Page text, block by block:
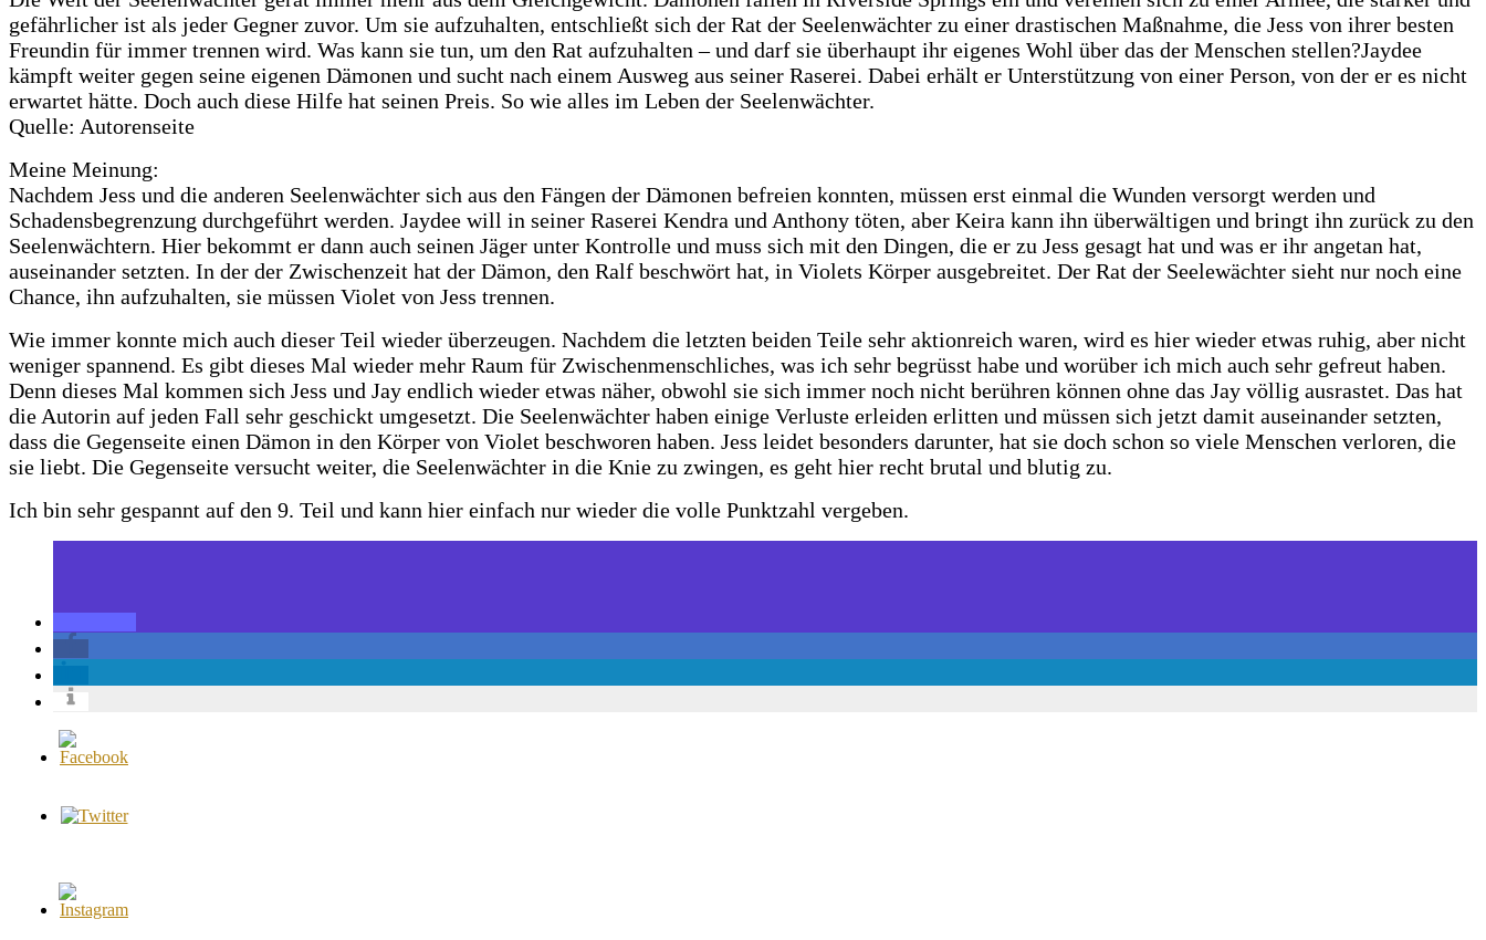
gefährlicher ist als jeder Gegner zuvor. Um sie aufzuhalten, entschließt sich der Rat der Seelenwächter zu einer drastischen Maßnahme, die Jess von ihrer besten
Freundin für immer trennen wird. Was kann sie tun, um den Rat aufzuhalten – und darf sie überhaupt ihr eigenes Wohl über das der Menschen stellen?Jaydee
kämpft weiter gegen seine eigenen Dämonen und sucht nach einem Ausweg aus seiner Raserei. Dabei erhält er Unterstützung von einer Person, von der er es nicht
erwartet hätte. Doch auch diese Hilfe hat seinen Preis. So wie alles im Leben der Seelenwächter.
Quelle: Autorenseite
Meine Meinung:
Nachdem Jess und die anderen Seelenwächter sich aus den Fängen der Dämonen befreien konnten, müssen erst einmal die Wunden versorgt werden und
Schadensbegrenzung durchgeführt werden. Jaydee will in seiner Raserei Kendra und Anthony töten, aber Keira kann ihn überwältigen und bringt ihn zurück zu den
Seelenwächtern. Hier bekommt er dann auch seinen Jäger unter Kontrolle und muss sich mit den Dingen, die er zu Jess gesagt hat und was er ihr angetan hat,
auseinander setzten. In der der Zwischenzeit hat der Dämon, den Ralf beschwört hat, in Violets Körper ausgebreitet. Der Rat der Seelewächter sieht nur noch eine
Chance, ihn aufzuhalten, sie müssen Violet von Jess trennen.
Wie immer konnte mich auch dieser Teil wieder überzeugen. Nachdem die letzten beiden Teile sehr aktionreich waren, wird es hier wieder etwas ruhig, aber nicht
weniger spannend. Es gibt dieses Mal wieder mehr Raum für Zwischenmenschliches, was ich sehr begrüsst habe und worüber ich mich auch sehr gefreut haben.
Denn dieses Mal kommen sich Jess und Jay endlich wieder etwas näher, obwohl sie sich immer noch nicht berühren können ohne das Jay völlig ausrastet. Das hat
die Autorin auf jeden Fall sehr geschickt umgesetzt. Die Seelenwächter haben einige Verluste erleiden erlitten und müssen sich jetzt damit auseinander setzten,
dass die Gegenseite einen Dämon in den Körper von Violet beschworen haben. Jess leidet besonders darunter, hat sie doch schon so viele Menschen verloren, die
sie liebt. Die Gegenseite versucht weiter, die Seelenwächter in die Knie zu zwingen, es geht hier recht brutal und blutig zu.
Ich bin sehr gespannt auf den 9. Teil und kann hier einfach nur wieder die volle Punktzahl vergeben.